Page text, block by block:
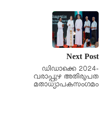
Next Post
ഡിഡാക്കെ 2024-
വരാപ്പുഴ അതിരൂപത
മതാധ്യാപകസംഗമം